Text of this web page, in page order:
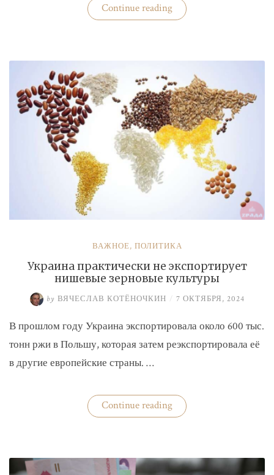
Continue reading«Зайферт
Евгений
федерации
Евгений
Алексеевич»
ВАЖНОЕ, ПОЛИТИКА
Украина практически не экспортирует
нишевые зерновые культуры
by ВЯЧЕСЛАВ КОТЁНОЧКИН / 7 ОКТЯБРЯ, 2024
В прошлом году Украина экспортировала около 600 тыс.
тонн ржи в Польшу, которая затем реэкспортировала её
в другие европейские страны. …
Continue reading«Украина
практически
зерновые
культуры»